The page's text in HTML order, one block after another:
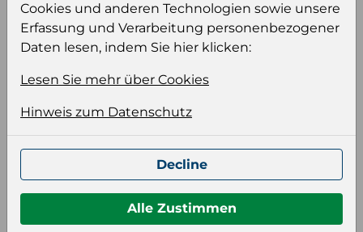
Produktinformation
Wählen Sie eine Sprache und ein Format für
Ihre Produktdatei aus
Sprache
Keiner
Format auswählen
Bildeinstellungen
Cookies und anderen Technologien sowie unsere
Erfassung und Verarbeitung personenbezogener
Daten lesen, indem Sie hier klicken:
Lesen Sie mehr über Cookies
Hinweis zum Datenschutz
Decline
Alle Zustimmen